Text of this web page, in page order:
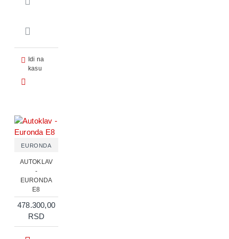
Idi na
kasu
EURONDA
AUTOKLAV
-
EURONDA
E8
478.300,00
RSD